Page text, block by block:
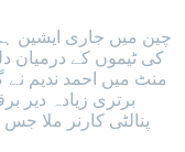
چین میں جاری ایشین
کی ٹیموں کے درمیان
منٹ میں احمد ندیم نے
پنالٹی کارنر ملا